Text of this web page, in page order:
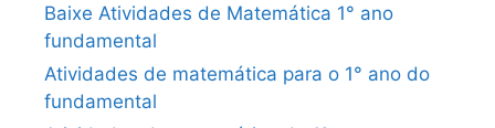
Baixe Atividades de Matemática 1° ano
fundamental
Atividades de matemática para o 1° ano do
fundamental